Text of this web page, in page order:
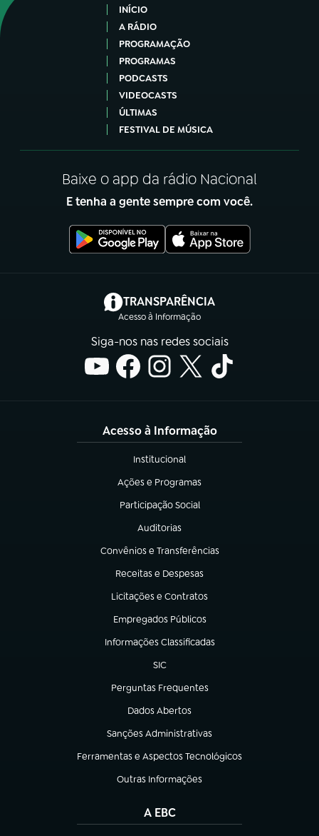
INÍCIO
A RÁDIO
PROGRAMAÇÃO
PROGRAMAS
PODCASTS
VIDEOCASTS
ÚLTIMAS
FESTIVAL DE MÚSICA
Baixe o app da rádio Nacional
E tenha a gente sempre com você.
TRANSPARÊNCIA
Acesso à Informação
(abre em nova aba)
Siga-nos nas redes sociais
Acesso à Informação
Institucional
(abre em nova aba)
Ações e Programas
(abre em nova aba)
Participação Social
(abre em nova aba)
Auditorias
(abre em nova aba)
Convênios e Transferências
(abre em nova aba)
Receitas e Despesas
(abre em nova aba)
Licitações e Contratos
(abre em nova aba)
Empregados Públicos
(abre em nova aba)
Informações Classificadas
(abre em nova aba)
SIC
(abre em nova aba)
Perguntas Frequentes
(abre em nova aba)
Dados Abertos
(abre em nova aba)
Sanções Administrativas
(abre em nova aba)
Ferramentas e Aspectos Tecnológicos
(abre em nova aba)
Outras Informações
(abre em nova aba)
A EBC